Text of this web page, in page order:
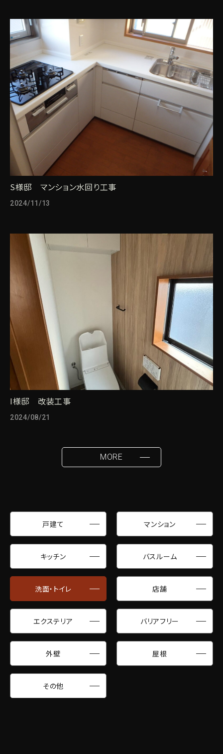
S様邸 マンション水回り工事
2024/11/13
I様邸 改装工事
2024/08/21
MORE
戸建て マンション
キッチン バスルーム
洗面・トイレ 店舗
エクステリア バリアフリー
外壁 屋根
その他